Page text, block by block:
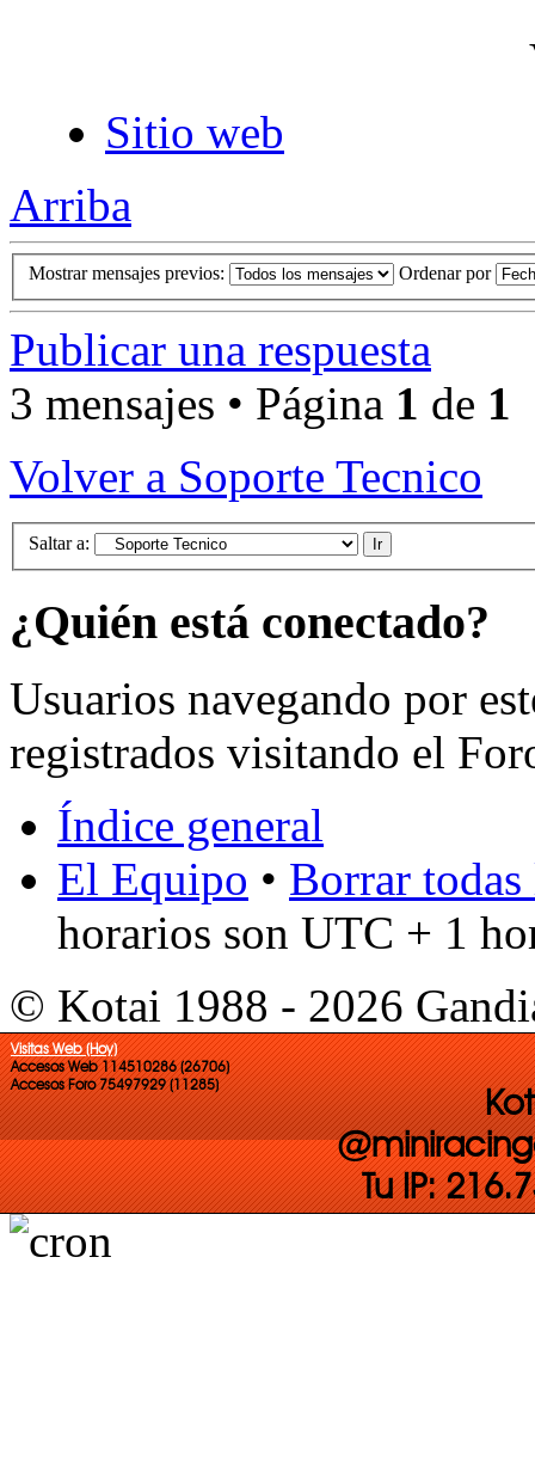
Sitio web
Arriba
Mostrar mensajes previos: Ordenar por
Publicar una respuesta
3 mensajes • Página 1 de 1
Volver a Soporte Tecnico
Saltar a:
¿Quién está conectado?
Usuarios navegando por
registrados visitando el
Índice general
El Equipo • Borrar
horarios son UTC + 1
© Kotai 1988 - 2026
Visitas Web (Hoy)
Accesos Web 114510286 (26706)
Accesos Foro 75497929 (11285)
Tu IP: